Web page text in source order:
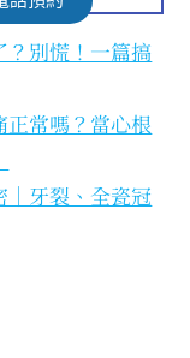
？別慌！一篇搞
常嗎？當心根
｜牙裂、全瓷冠